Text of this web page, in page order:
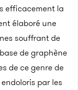
efficacement la
élaboré une
souffrant de
de graphène
de ce genre de
par les